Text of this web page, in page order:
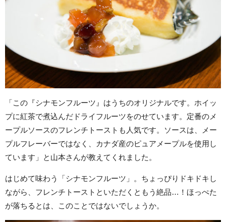
「この『シナモンフルーツ』はうちのオリジナルです。ホイッ
プに紅茶で煮込んだドライフルーツをのせています。定番のメ
ープルソースのフレンチトーストも人気です。ソースは、メー
プルフレーバーではなく、カナダ産のピュアメープルを使用し
ています」と山本さんが教えてくれました。
はじめて味わう「シナモンフルーツ」。ちょっぴりドキドキし
ながら、フレンチトーストといただくともう絶品…！ほっぺた
が落ちるとは、このことではないでしょうか。